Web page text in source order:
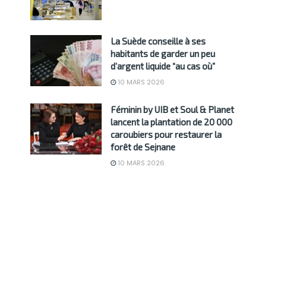
La Suède conseille à ses
habitants de garder un peu
d’argent liquide “au cas où”
10 MARS 2026
Féminin by UIB et Soul & Planet
lancent la plantation de 20 000
caroubiers pour restaurer la
forêt de Sejnane
10 MARS 2026